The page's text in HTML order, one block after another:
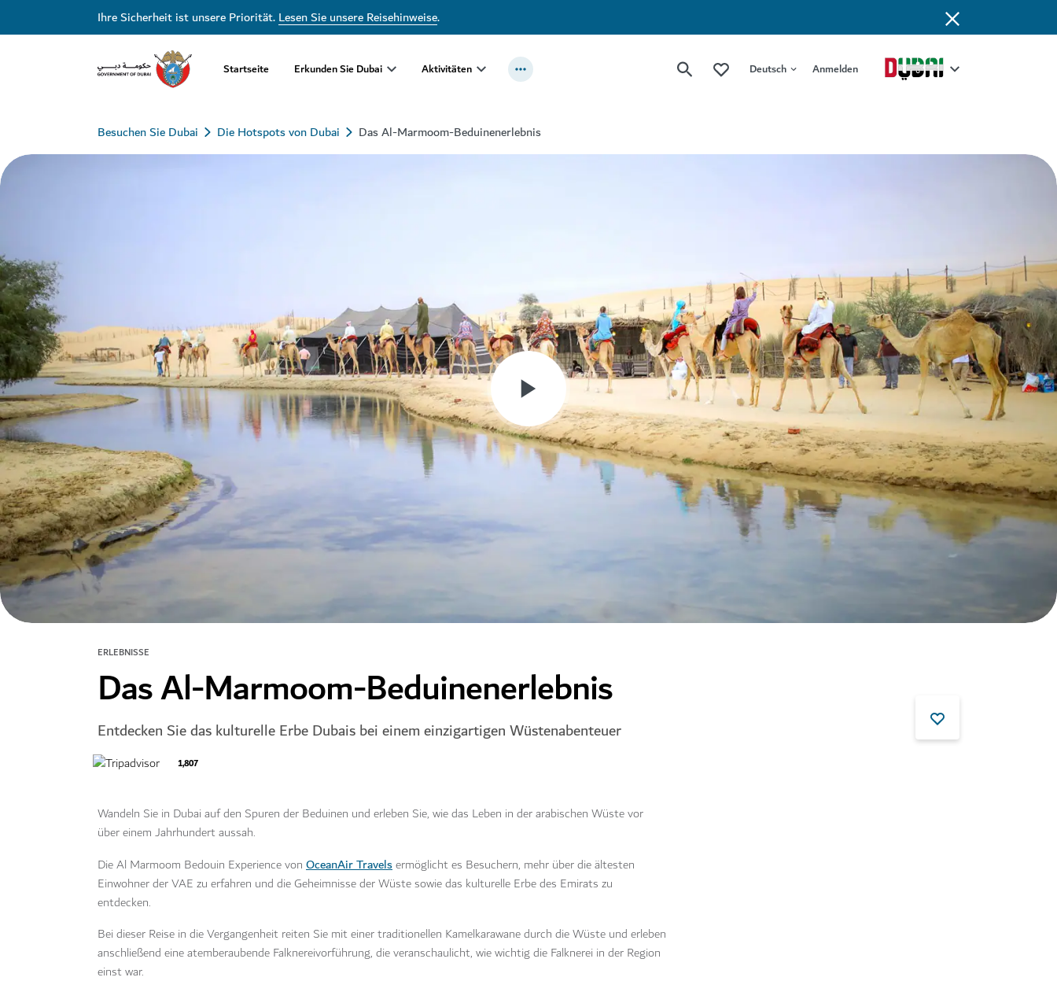
Ihre Sicherheit ist unsere Priorität.Lesen Sie unsere Reisehinweise.
Startseite Erkunden Sie Dubai Aktivitäten Deutsch Anmelden
Besuchen Sie Dubai Die Hotspots von Dubai Das Al-Marmoom-Beduinenerlebnis
ERLEBNISSE
Das Al-Marmoom-Beduinenerlebnis
Entdecken Sie das kulturelle Erbe Dubais bei einem einzigartigen Wüstenabenteuer
1,807
Wandeln Sie in Dubai auf den Spuren der Beduinen und erleben Sie, wie das Leben in der arabischen Wüste vor
über einem Jahrhundert aussah.
Die Al Marmoom Bedouin Experience von OceanAir Travelsermöglicht es Besuchern, mehr über die ältesten
Einwohner der VAE zu erfahren und die Geheimnisse der Wüste sowie das kulturelle Erbe des Emirats zu
entdecken.
Bei dieser Reise in die Vergangenheit reiten Sie mit einer traditionellen Kamelkarawane durch die Wüste und erleben
anschließend eine atemberaubende Falknereivorführung, die veranschaulicht, wie wichtig die Falknerei in der Region
einst war.